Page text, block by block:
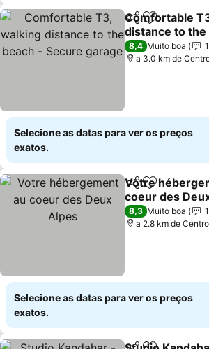
PartilharAdicionar
Comfortable
distance to the
Secure garage
8,4 Muito boa
a 3.0 km de
Selecione as datas para ver os preços
exatos.
PartilharAdicionar
Votre
coeur des
8,3 Muito boa
a 2.8 km de
Selecione as datas para ver os preços
exatos.